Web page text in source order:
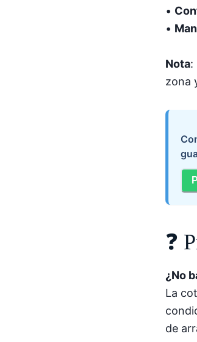
•
•
Nota:
zona
❓
¿No
La
de